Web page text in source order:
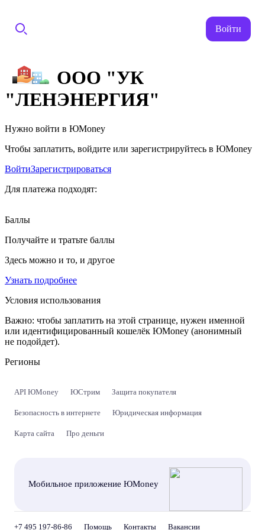
Войти
ООО "УК
"ЛЕНЭНЕРГИЯ"
Нужно войти в ЮMoney
Чтобы заплатить, войдите или зарегистрируйтесь в ЮMoney
ВойтиЗарегистрироваться
Для платежа подходят:
Баллы
Получайте и тратьте баллы
Здесь можно и то, и другое
Узнать подробнее
Условия использования
Важно: чтобы заплатить на этой странице, нужен именной
или идентифицированный кошелёк ЮMoney (анонимный
не подойдет).
Регионы
API ЮMoney ЮСтрим Защита покупателя
Безопасность в интернете Юридическая информация
Карта сайта Про деньги
Мобильное приложение ЮMoney
+7 495 197-86-86 Помощь Контакты Вакансии